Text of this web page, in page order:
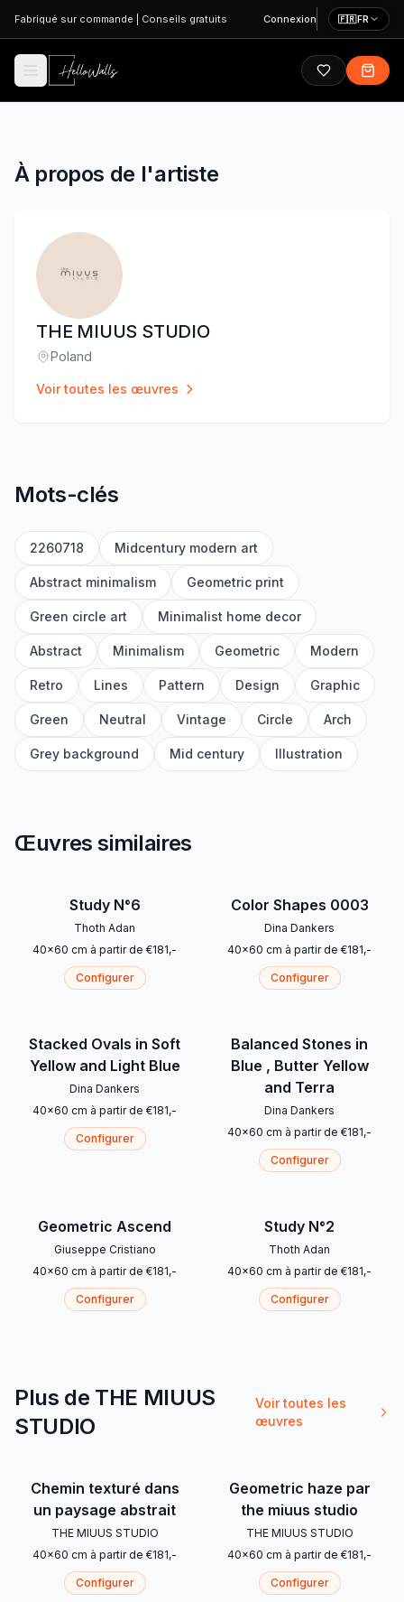
Aller au contenu principal
Fabriqué sur commande Conseils gratuits Connexion 🇫🇷FR
À propos de l'artiste
THE MIUUS STUDIO
Lieu :
Poland
Voir toutes les œuvres
Mots-clés
2260718 Midcentury modern art
Abstract minimalism Geometric print
Green circle art Minimalist home decor
Abstract Minimalism Geometric Modern
Retro Lines Pattern Design Graphic
Green Neutral Vintage Circle Arch
Grey background Mid century Illustration
Œuvres similaires
Study N°6
Thoth Adan
40x60 cm à partir de €181,-
Configurer
Color Shapes 0003
Dina Dankers
40x60 cm à partir de €181,-
Configurer
Stacked Ovals in Soft
Yellow and Light Blue
Dina Dankers
40x60 cm à partir de €181,-
Configurer
Balanced Stones in
Blue , Butter Yellow
and Terra
Dina Dankers
40x60 cm à partir de €181,-
Configurer
Geometric Ascend
Giuseppe Cristiano
40x60 cm à partir de €181,-
Configurer
Study N°2
Thoth Adan
40x60 cm à partir de €181,-
Configurer
Plus de THE MIUUS
STUDIO
Voir toutes les
œuvres
Chemin texturé dans
un paysage abstrait
THE MIUUS STUDIO
40x60 cm à partir de €181,-
Configurer
Geometric haze par
the miuus studio
THE MIUUS STUDIO
40x60 cm à partir de €181,-
Configurer